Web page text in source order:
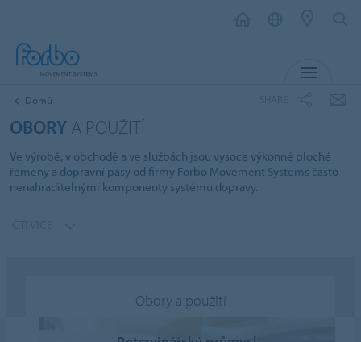
Domů
OBORY A POUŽITÍ
Ve výrobě, v obchodě a ve službách jsou vysoce výkonné ploché
řemeny a dopravní pásy od firmy Forbo Movement Systems často
nenahraditelnými komponenty systému dopravy.
Obory a použití